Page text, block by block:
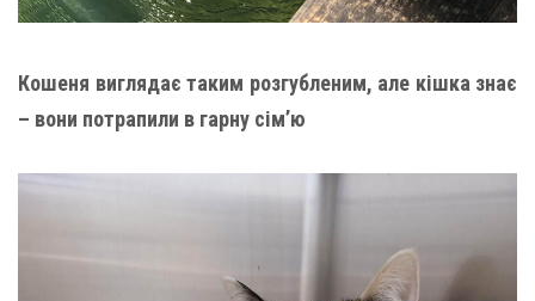
Кошеня виглядає таким розгубленим, але кішка знає
– вони потрапили в гарну сім’ю